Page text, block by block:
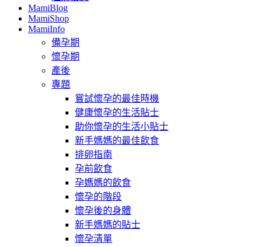
MamiBlog
MamiShop
MamiInfo
備孕期
懷孕期
產後
專題
嘗試懷孕的最佳時機
健康懷孕的生活貼士
助你懷孕的生活小貼士
新手媽媽的最佳飲食
排卵指南
孕前飲食
孕媽媽的飲食
懷孕的階段
懷孕後的身體
新手媽媽的貼士
懷孕清單